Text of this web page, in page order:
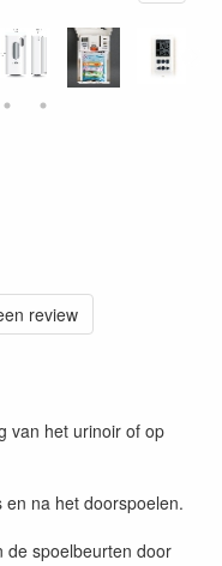
review
van het urinoir of op
na het doorspoelen.
de spoelbeurten door